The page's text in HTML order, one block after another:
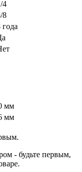
4
8
года
мм
мм
- будьте первым,